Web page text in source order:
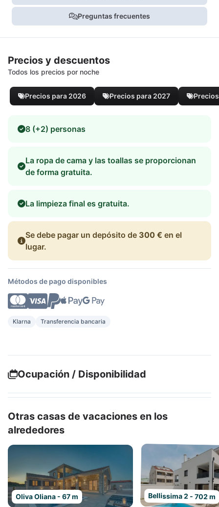
Preguntas frecuentes
Precios y descuentos
Todos los precios por noche
Precios para 2026 Precios para 2027
8 (+2) personas
La ropa de cama y las toallas se proporcionan
de forma gratuita.
La limpieza final es gratuita.
Se debe pagar un depósito de 300 € en el
lugar.
Métodos de pago disponibles
Klarna Transferencia bancaria
Ocupación / Disponibilidad
Otras casas de vacaciones en los
alrededores
Oliva Oliana - 67 m Bellissima 2 - 702 m